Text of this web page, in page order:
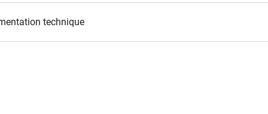
technique